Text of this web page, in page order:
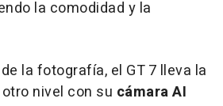
la comodidad y la
la fotografía, el GT 7 lleva la
nivel con su cámara AI